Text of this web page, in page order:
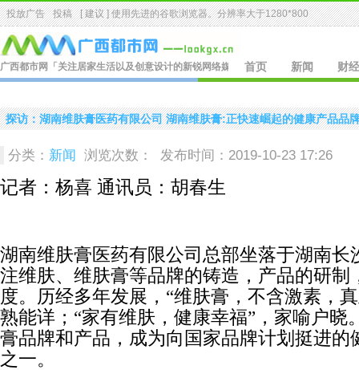
投放广告 投稿 [ 建议 ] 使用先进的谷歌浏览器。分辨率大于1280*800
广西都市网 「关注居家生活以及创意设计的新锐网络媒体.」首页 新闻 财经
探访：湖南维肤膏医药有限公司 湖南维肤膏:正快速崛起的健康产品品
分类： 新闻 浏览次数： 发布时间：2019-10-23 17:26
记者：杨喜 通讯员：胡春生
湖南维肤膏医药有限公司总部坐落于湖南长
注维肤、维肤膏等品牌的铸造，产品的研制
度。历经多年发展，“维肤膏，不含激素，
熟能详；“家有维肤，健康幸福”，家喻户晓
膏品牌和产品，成为向国家品牌计划挺进的
之一。